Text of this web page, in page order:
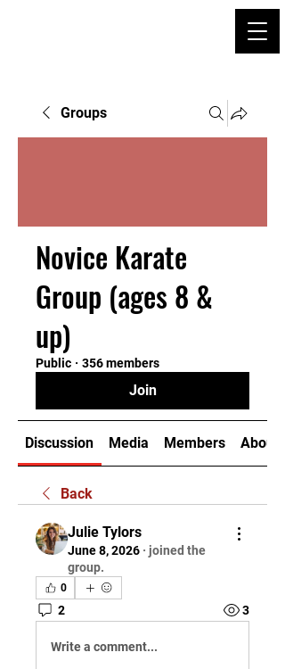
Groups
Novice Karate
Group (ages 8 &
up)
Public · 356 members
Join
Discussion Media Members About
Back
Julie Tylors
June 8, 2026 · joined the
group.
0
2 3
Write a comment...